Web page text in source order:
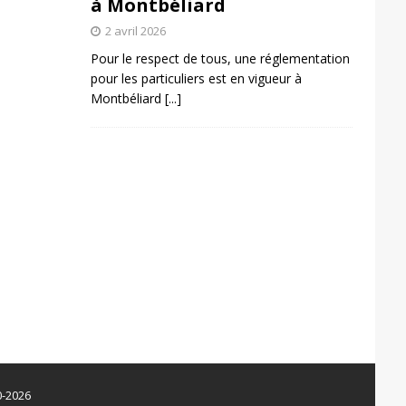
à Montbéliard
2 avril 2026
Pour le respect de tous, une réglementation
pour les particuliers est en vigueur à
Montbéliard [...]
2026